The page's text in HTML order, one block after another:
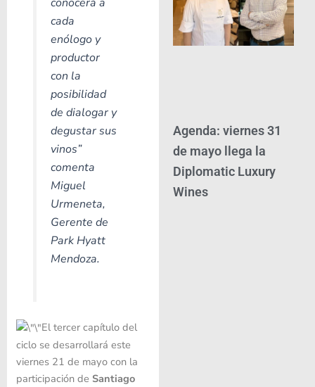
cada
enólogo y
productor
con la
posibilidad
de dialogar y
degustar sus
vinos”
comenta
Miguel
Urmeneta,
Gerente de
Park Hyatt
Mendoza.
El tercer capítulo del
ciclo se desarrollará este
viernes 21 de mayo con la
participación de Santiago
Agenda: viernes 31
de mayo llega la
Diplomatic Luxury
Wines